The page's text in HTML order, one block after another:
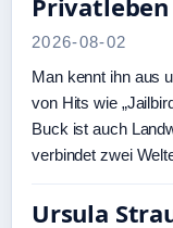
Privatleben
2026-08-02
Man kennt ihn aus
von Hits wie
Buck ist auch
verbindet zwei
Ursula